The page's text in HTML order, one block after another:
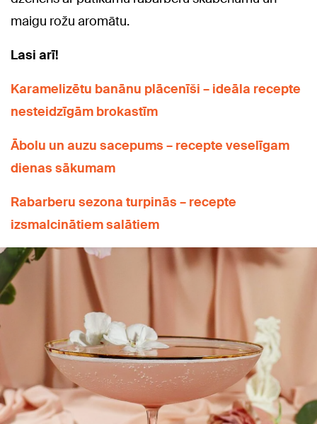
maigu rožu aromātu.
Lasi arī!
Karamelizētu banānu plācenīši – ideāla recepte
nesteidzīgām brokastīm
Ābolu un auzu sacepums – recepte veselīgam
dienas sākumam
Rabarberu sezona turpinās – recepte
izsmalcinātiem salātiem